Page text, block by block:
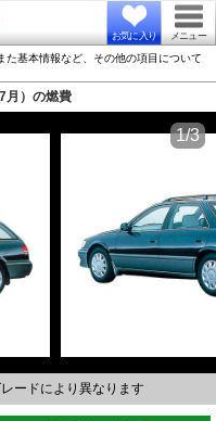
お気に入り メニュー
基本情報など、その他の項目について
月）の燃費
ードにより異なります
1/3